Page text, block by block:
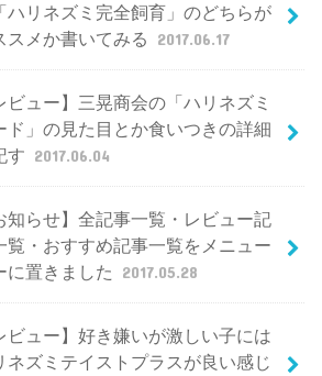
ハリネズミ完全飼育」のどちらが
スメか書いてみる
2017.06.17
ビュー】三晃商会の「ハリネズミ
ド」の見た目とか食いつきの詳細
す 2017.06.04
知らせ】全記事一覧・レビュー記
覧・おすすめ記事一覧をメニュー
に置きました
2017.05.28
ビュー】好き嫌いが激しい子には
ネズミテイストプラスが良い感じ